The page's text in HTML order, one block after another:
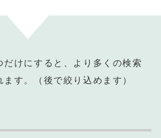
だけにすると、より多くの検索
す。（後で絞り込めます）